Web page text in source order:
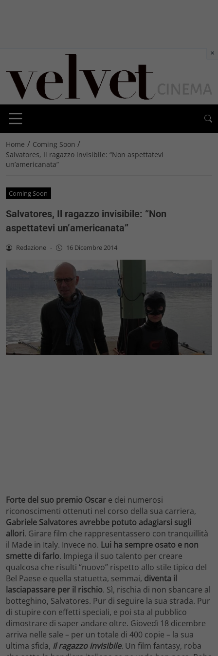
Home / Coming Soon /
Salvatores, Il ragazzo invisibile: “Non aspettatevi
un’americanata”
Coming Soon
Salvatores, Il ragazzo invisibile: “Non
aspettatevi un’americanata”
Redazione - 16 Dicembre 2014
Forte del suo premio Oscar e dei numerosi
riconoscimenti ottenuti nel corso della sua carriera,
Gabriele Salvatores avrebbe potuto adagiarsi sugli
allori. Girare film che rappresentassero con tranquillità
il Made in Italy. Invece no. Lui ha sempre osato e non
smette di farlo. Impiega il suo talento per creare
qualcosa che risulti “nuovo” rispetto allo stile tipico del
Bel Paese e quella statuetta, semmai, diventa il
lasciapassare per il rischio. Sì, rischia di non sbancare al
botteghino, Salvatores. Pur di seguire la sua strada. Pur
di stupire con effetti speciali, e poi sta al pubblico
dimostrare di saper andare oltre. Giovedì 18 dicembre
arriva nelle sale – per un totale di 400 copie – la sua
ultima sfida, Il ragazzo invisibile. Un film fantasy, roba
×